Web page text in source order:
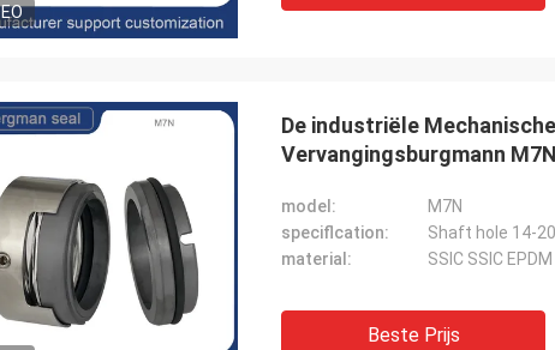
De industriële
Vervangingsburgmann M7N
model:
M7N
speciflcation:
Shaft hole 14-
material:
SSIC SSIC
Beste Prijs